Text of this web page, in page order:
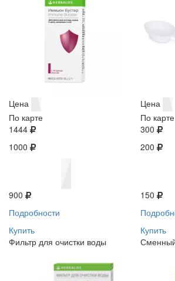
Цена
По карте
1444
1000
900
Подробности
Купить
Цена
По карте
300
200
150
Купить
Фильтр для очистки воды